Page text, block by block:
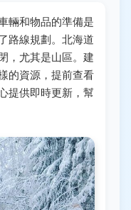
輛和物品的準備是
路線規劃。北海道
，尤其是山區。建
的資源，提前查看
提供即時更新，幫